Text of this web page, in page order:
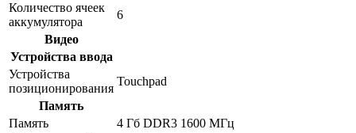
Количество ячеек
аккумулятора
6
Видео
Устройства ввода
Устройства
позиционирования
Touchpad
Память
Память
4 Гб DDR3 1600 МГц